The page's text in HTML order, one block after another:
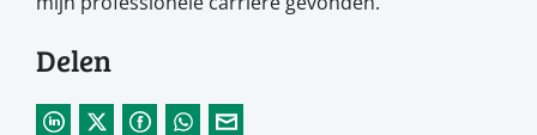
Delen